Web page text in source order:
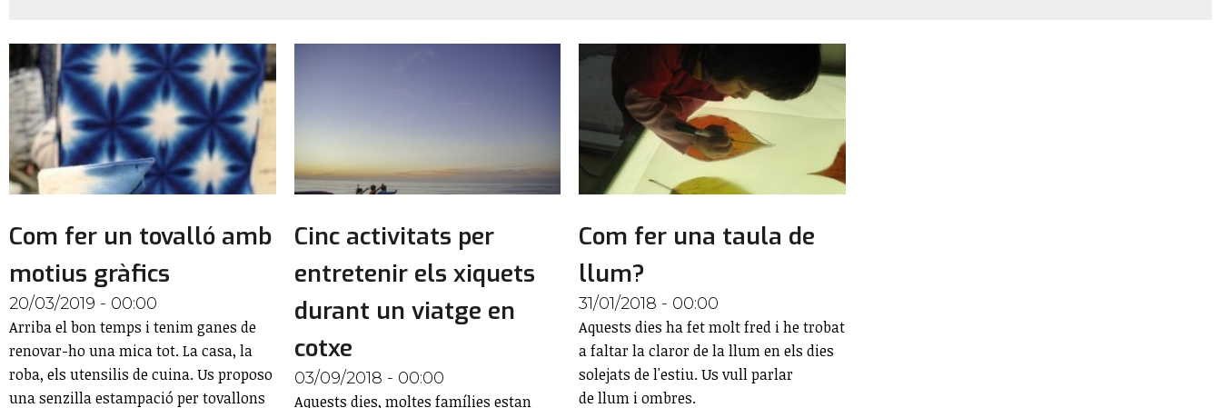
Com fer un tovalló amb
motius gràfics
20/03/2019 - 00:00
Arriba el bon temps i tenim ganes de
renovar-ho una mica tot. La casa, la
roba, els utensilis de cuina. Us proposo
una senzilla estampació per tovallons
Cinc activitats per
entretenir els xiquets
durant un viatge en
cotxe
03/09/2018 - 00:00
Aquests dies, moltes famílies estan
Com fer una taula de
llum?
31/01/2018 - 00:00
Aquests dies ha fet molt fred i he trobat
a faltar la claror de la llum en els dies
solejats de l'estiu. Us vull parlar
de llum i ombres.